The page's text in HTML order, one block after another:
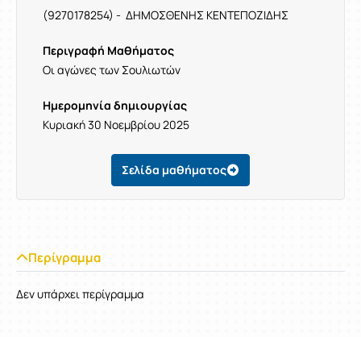
(9270178254) - ΔΗΜΟΣΘΕΝΗΣ ΚΕΝΤΕΠΟΖΙΔΗΣ
Περιγραφή Μαθήματος
Οι αγώνες των Σουλιωτών
Ημερομηνία δημιουργίας
Κυριακή 30 Νοεμβρίου 2025
Σελίδα μαθήματος
Περίγραμμα
Δεν υπάρχει περίγραμμα